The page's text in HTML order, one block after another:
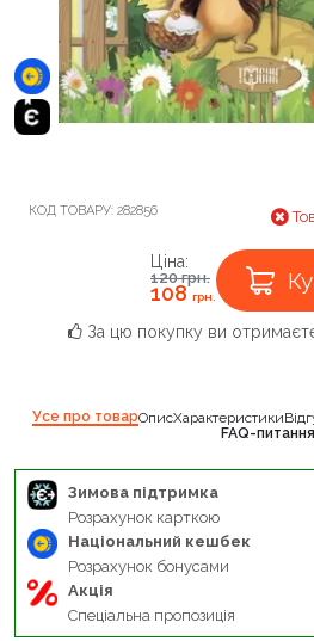
КОД ТОВАРУ: 282856
Ціна:
120грн.
108грн.
За цю покупку ви
Усе про товарОписХарактеристики
FAQ-питання
Зимова підтримка
Розрахунок карткою
Національний кешбек
Розрахунок бонусами
Акція
Спеціальна пропозиція